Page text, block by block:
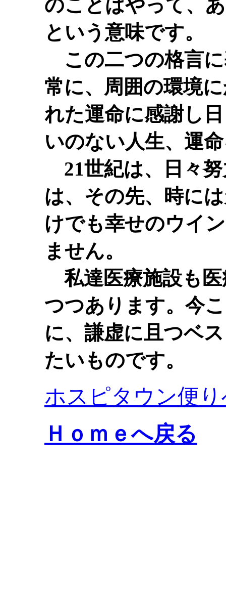
のことはやって、
という意味です。
この二つの格言
常に、周囲の環境
れた運命に感謝し
いのない人生、運
21世紀は、日々
は、その先、時に
けでも幸せのウイ
ません。
私達医療施設も医
つつあります。今
に、謙虚に且つベ
たいものです。
ホスピタウン便
Ｈｏｍｅへ戻る